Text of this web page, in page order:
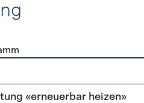
«erneuerbar heizen»